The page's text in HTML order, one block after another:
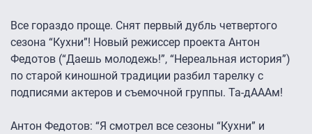
Все гораздо проще. Снят первый дубль четвертого
сезона “Кухни”! Новый режиссер проекта Антон
Федотов (“Даешь молодежь!”, “Нереальная история”)
по старой киношной традиции разбил тарелку с
подписями актеров и съемочной группы. Та-дАААм!
Антон Федотов: “Я смотрел все сезоны “Кухни” и